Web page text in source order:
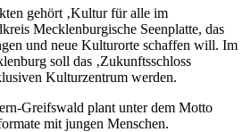
gehört ‚Kultur für alle im
Mecklenburgische Seenplatte, das
und neue Kulturorte schaffen will. Im
soll das ‚Zukunftsschloss
Kulturzentrum werden.
Greifswald plant unter dem Motto
mit jungen Menschen.